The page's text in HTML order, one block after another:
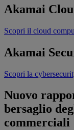
Akamai
Scopri il cloud
Akamai
Scopri la
Nuovo
bersaglio
commerciali